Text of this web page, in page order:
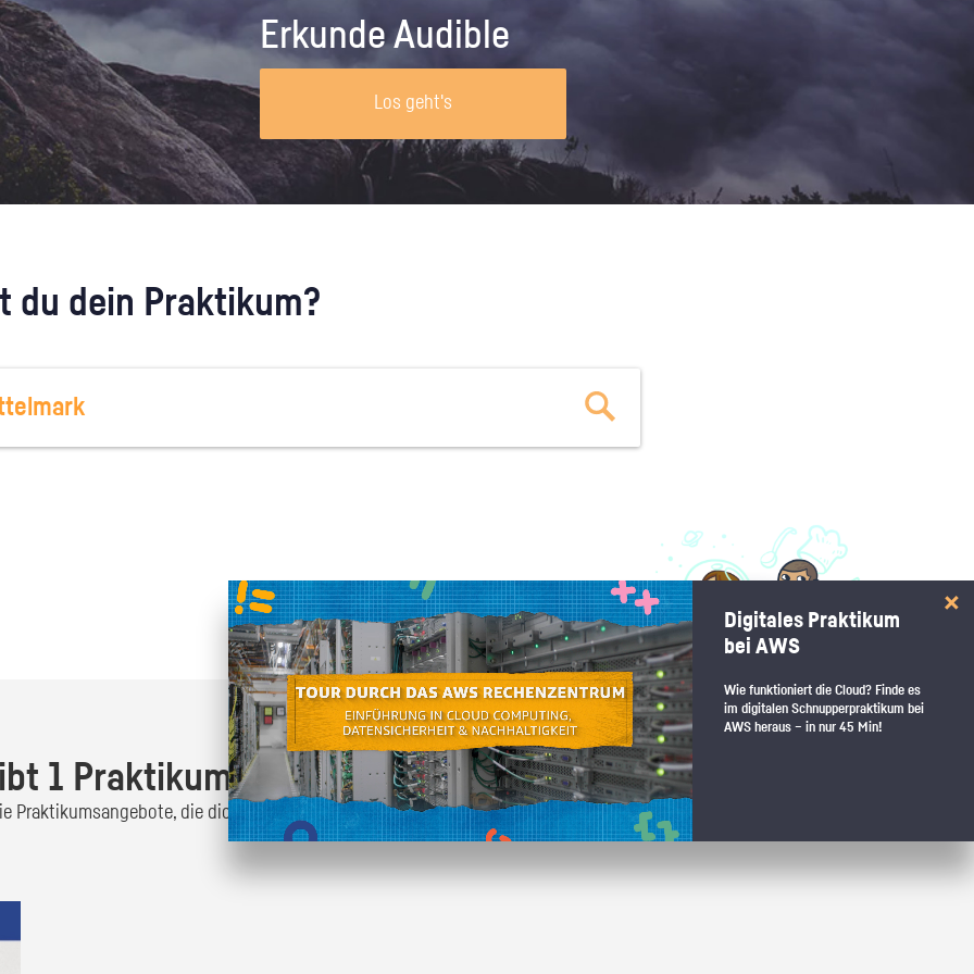
Unternehmen lohnt, wie man sich
vorbereitet und wie ein Vorab-Anruf
abläuft.
Erkunde Audible
Los geht's
du dein Praktikum?
Oder finde heraus was dich interessiert:
zum Stärkentest.
1 Praktikumsangebot!
Praktikumsangebote, die dich interessieren und bewirb dich wenn du den passenden Platz
Digitales Praktikum
bei AWS
Wie funktioniert die Cloud? Finde es
im digitalen Schnupperpraktikum bei
AWS heraus – in nur 45 Min!